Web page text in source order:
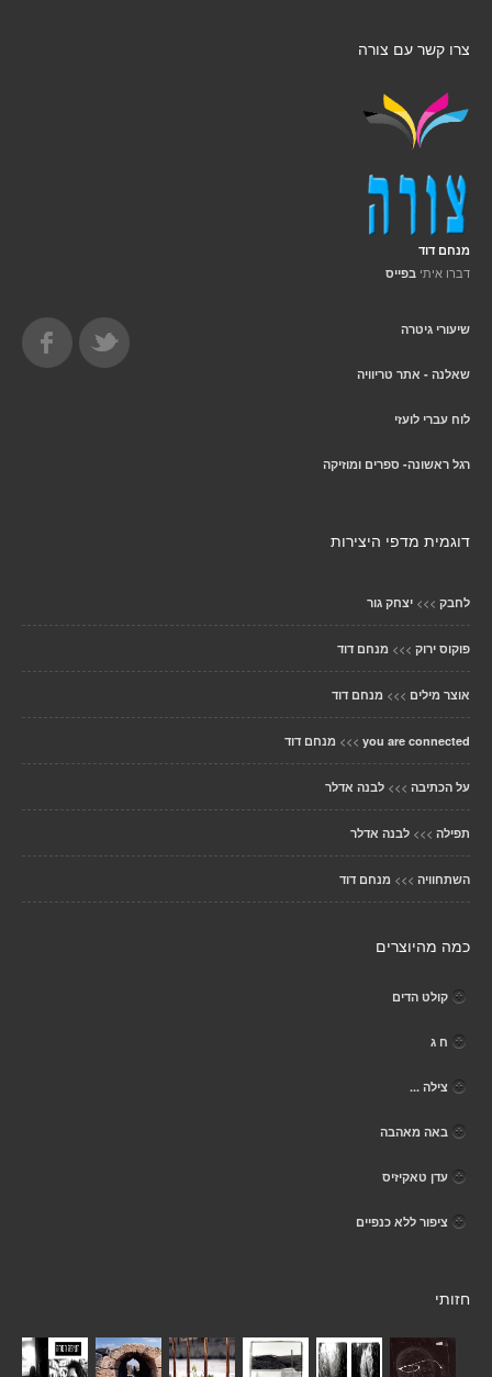
צרו קשר עם צורה
מנחם דוד
דברו איתי בפייס
שיעורי גיטרה
שאלנה - אתר טריוויה
לוח עברי לועזי
רגל ראשונה- ספרים ומוזיקה
דוגמית מדפי היצירות
לחבק >>> יצחק גור
פוקוס ירוק >>> מנחם דוד
אוצר מילים >>> מנחם דוד
you are connected
>>> מנחם דוד
על הכתיבה >>> לבנה אדלר
תפילה >>> לבנה אדלר
השתחוויה >>> מנחם דוד
כמה מהיוצרים
קולט הדים
ח ג
צילה ...
באה מאהבה
עדן טאקיזיס
ציפור ללא כנפיים
חזותי